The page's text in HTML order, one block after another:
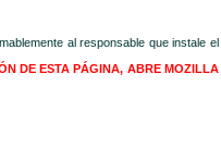
al responsable que instale el
DE ESTA PÁGINA, ABRE MOZILLA